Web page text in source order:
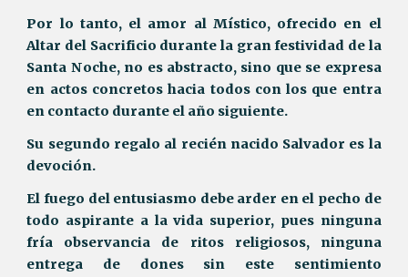
Por lo tanto, el amor al Místico, ofrecido en el
Altar del Sacrificio durante la gran festividad de la
Santa Noche, no es abstracto, sino que se expresa
en actos concretos hacia todos con los que entra
en contacto durante el año siguiente.
Su segundo regalo al recién nacido Salvador es la
devoción.
El fuego del entusiasmo debe arder en el pecho de
todo aspirante a la vida superior, pues ninguna
fría observancia de ritos religiosos, ninguna
entrega de dones sin este sentimiento